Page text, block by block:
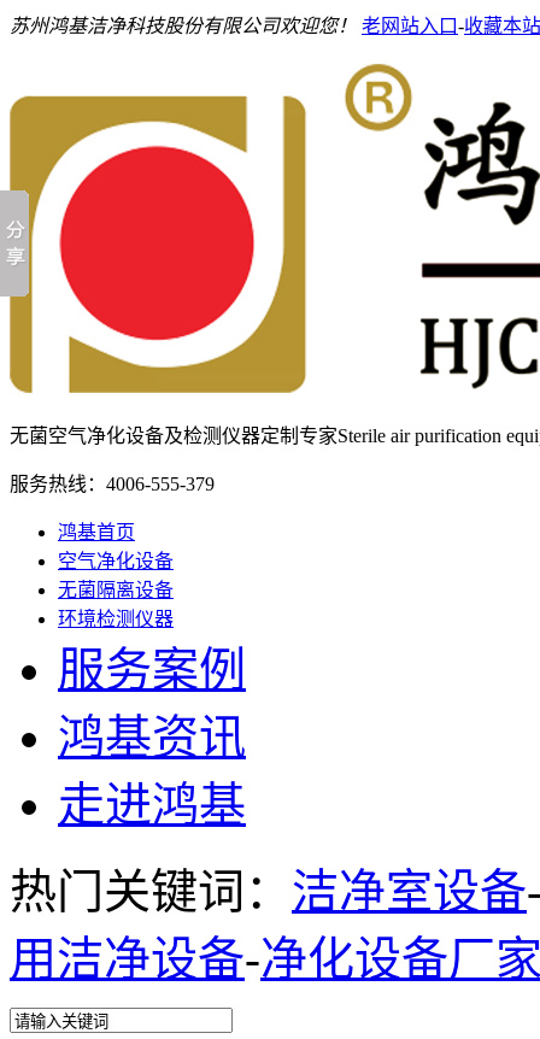
苏州鸿基洁净科技股份有限公司欢迎您！ 老网站入口-收藏本站
无菌空气净化设备及检测仪器定制专家Sterile air purification
服务热线： 4006-555-379
鸿基首页
空气净化设备
无菌隔离设备
环境检测仪器
服务案例
鸿基资讯
走进鸿基
热门关键词： 洁净室设备
用洁净设备-净化设备厂